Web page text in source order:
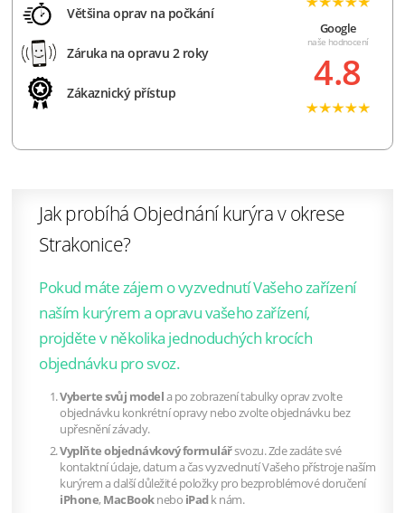
Většina oprav na počkání
Záruka na opravu 2 roky
Zákaznický přístup
Google
naše hodnocení
4.8
Jak probíhá Objednání kurýra v okrese
Strakonice?
Pokud máte zájem o vyzvednutí Vašeho zařízení
naším kurýrem a opravu vašeho zařízení,
projděte v několika jednoduchých krocích
objednávku pro svoz.
Vyberte svůj modela po zobrazení tabulky oprav zvolte
objednávku konkrétní opravy nebo zvolte objednávku bez
upřesnění závady.
Vyplňte objednávkový formulářsvozu. Zde zadáte své
kontaktní údaje, datum a čas vyzvednutí Vašeho přístroje naším
kurýrem a další důležité položky pro bezproblémové doručení
iPhone, MacBooknebo iPadk nám.